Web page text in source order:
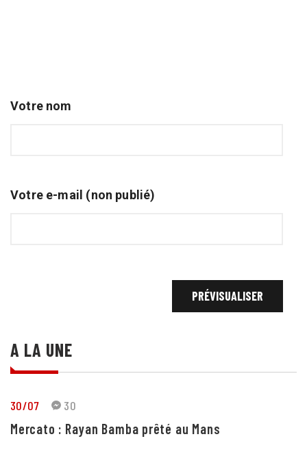
Votre nom
Votre e-mail (non publié)
A LA UNE
30/07 30
Mercato : Rayan Bamba prêté au Mans